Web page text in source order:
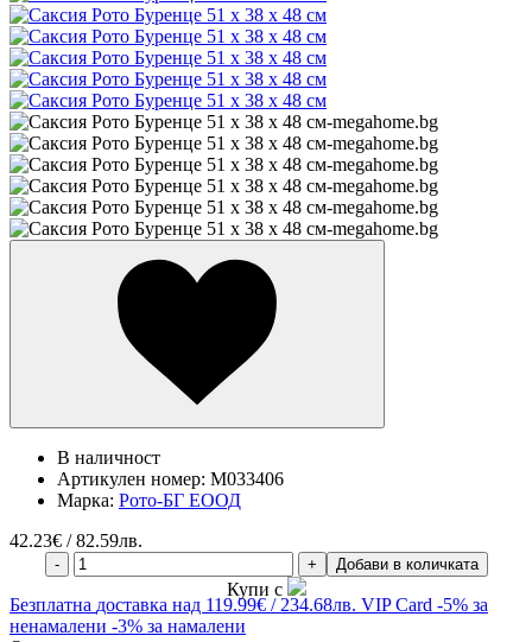
В наличност
Артикулен номер: M033406
Марка: Рото-БГ ЕООД
42.23€ / 82.59лв.
- + Добави в количката
Купи с
Безплатна доставка над 119.99€ / 234.68лв. VIP Card -5% за
ненамалени -3% за намалени